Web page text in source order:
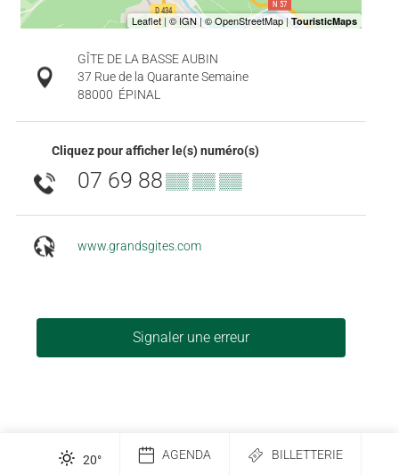
GÎTE DE LA BASSE AUBIN
37 Rue de la Quarante Semaine
88000 ÉPINAL
Cliquez pour afficher le(s) numéro(s)
07 69 88▒▒ ▒▒ ▒▒
www.grandsgites.com
Signaler une erreur
20° AGENDA BILLETTERIE